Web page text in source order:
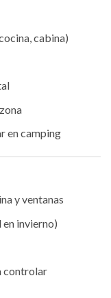
cabina)
en camping
y ventanas
invierno)
controlar